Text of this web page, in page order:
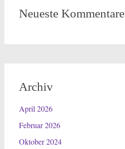
Neueste Kommentare
Archiv
April 2026
Februar 2026
Oktober 2024